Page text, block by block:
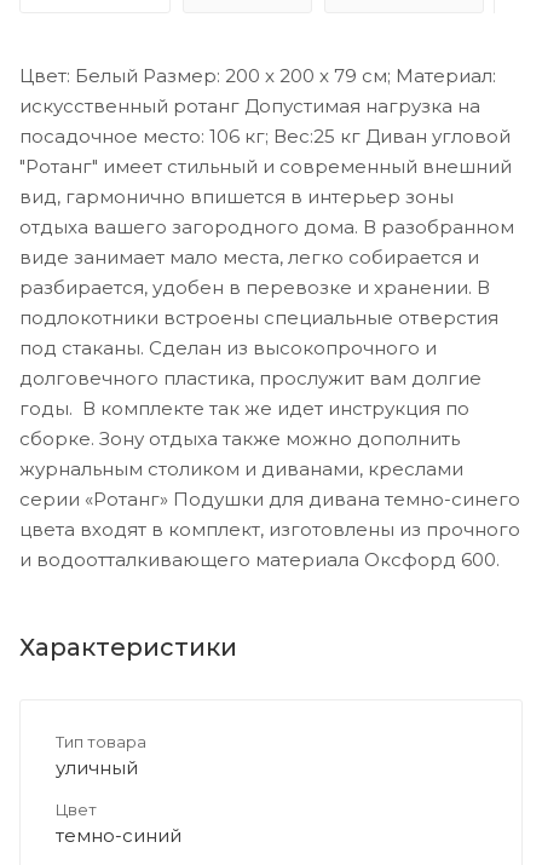
Цвет: Белый Размер: 200 x 200 x 79 см; Материал:
искусственный ротанг Допустимая нагрузка на
посадочное место: 106 кг; Вес:25 кг Диван угловой
"Ротанг" имеет стильный и современный внешний
вид, гармонично впишется в интерьер зоны
отдыха вашего загородного дома. В разобранном
виде занимает мало места, легко собирается и
разбирается, удобен в перевозке и хранении. В
подлокотники встроены специальные отверстия
под стаканы. Сделан из высокопрочного и
долговечного пластика, прослужит вам долгие
годы. В комплекте так же идет инструкция по
сборке. Зону отдыха также можно дополнить
журнальным столиком и диванами, креслами
серии «Ротанг» Подушки для дивана темно-синего
цвета входят в комплект, изготовлены из прочного
и водоотталкивающего материала Оксфорд 600.
Характеристики
Тип товара
уличный
Цвет
темно-синий